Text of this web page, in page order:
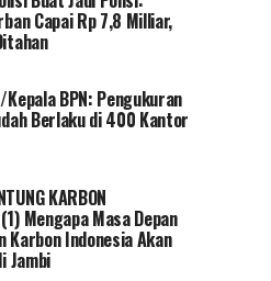
Capai Rp 7,8 Milliar,
BPN: Pengukuran
Berlaku di 400 Kantor
KARBON
(1) Mengapa Masa Depan
Karbon Indonesia Akan
Jambi